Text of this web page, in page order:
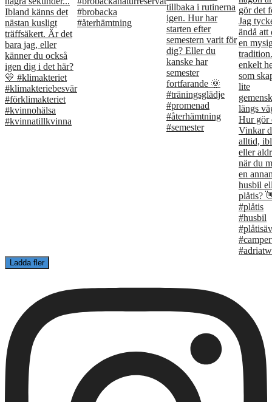
Ladda fler